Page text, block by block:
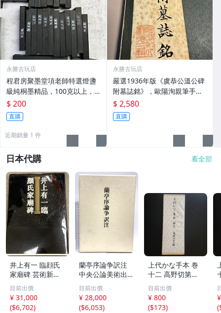
永勝古玩店
程君房聚墨堂項老師特選燈盞
級純桐墨精品，100克以上，
檀香墨質細膩黑亮 藍紫光放 檢
驗嚴選推薦 燈盞級墨 放藍紫光
檢驗嚴選
$ 200
直購
近期銷量 1 件
永勝古玩店
嚴選1936年版《虞恭公溫公碑
附墓誌銘》，歐陽洵親筆手
跡，典藏歷史與書法珍品 唐史
研究 碑刻藝術 田中和市版
$ 2,580
直購
日本代購 看全部
井上有一 臨顔氏
家廟碑 芸術新聞
社
目前出價
¥ 31,000
($6,702)
蘭亭序論争訳注
中央公論美術出版
谷口 鉄雄
目前出價
¥ 28,000
($6,053)
上代かな手本 巻
十二 高野切第三
種 書道 古書
目前出價
¥ 800
($173)
(